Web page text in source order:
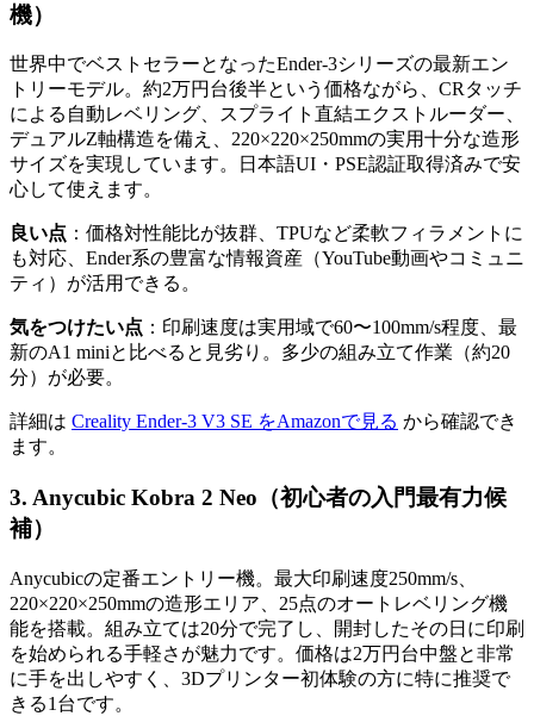
機）
世界中でベストセラーとなったEnder-3シリーズの最新エン
トリーモデル。約2万円台後半という価格ながら、CRタッチ
による自動レベリング、スプライト直結エクストルーダー、
デュアルZ軸構造を備え、220×220×250mmの実用十分な造形
サイズを実現しています。日本語UI・PSE認証取得済みで安
心して使えます。
良い点 ：価格対性能比が抜群、TPUなど柔軟フィラメントに
も対応、Ender系の豊富な情報資産（YouTube動画やコミュニ
ティ）が活用できる。
気をつけたい点 ：印刷速度は実用域で60〜100mm/s程度、最
新のA1 miniと比べると見劣り。多少の組み立て作業（約20
分）が必要。
詳細は Creality Ender-3 V3 SE をAmazonで見る から確認でき
ます。
3. Anycubic Kobra 2 Neo（初心者の入門最有力候
補）
Anycubicの定番エントリー機。最大印刷速度250mm/s、
220×220×250mmの造形エリア、25点のオートレベリング機
能を搭載。組み立ては20分で完了し、開封したその日に印刷
を始められる手軽さが魅力です。価格は2万円台中盤と非常
に手を出しやすく、3Dプリンター初体験の方に特に推奨で
きる1台です。